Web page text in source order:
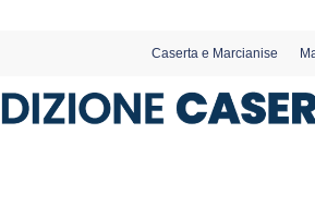
Caserta e Marcianise